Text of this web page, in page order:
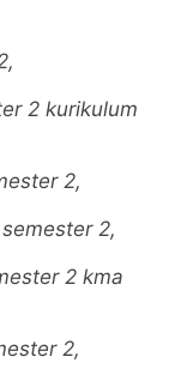
2 kurikulum
2,
2,
2 kma
2,